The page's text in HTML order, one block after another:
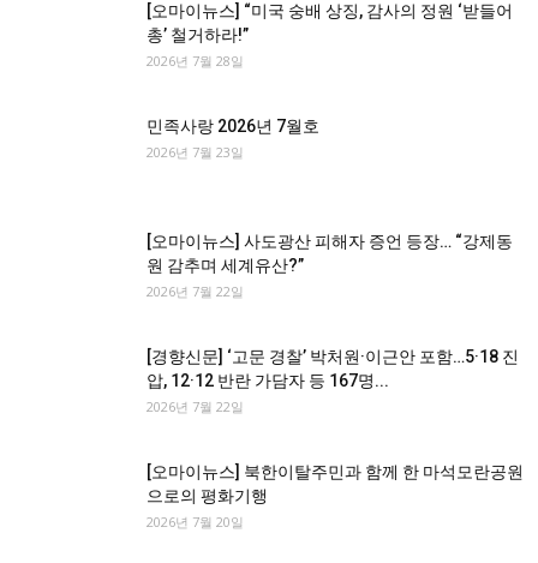
[오마이뉴스] “미국 숭배 상징, 감사의 정원 ‘받들어
총’ 철거하라!”
2026년 7월 28일
민족사랑 2026년 7월호
2026년 7월 23일
[오마이뉴스] 사도광산 피해자 증언 등장… “강제동
원 감추며 세계유산?”
2026년 7월 22일
[경향신문] ‘고문 경찰’ 박처원·이근안 포함…5·18 진
압, 12·12 반란 가담자 등 167명...
2026년 7월 22일
[오마이뉴스] 북한이탈주민과 함께 한 마석모란공원
으로의 평화기행
2026년 7월 20일